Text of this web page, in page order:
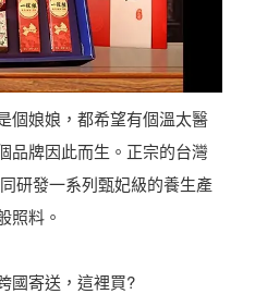
個娘娘，都希望有個溫太醫
品牌因此而生。正宗的台灣
研發一系列甄妃級的養生產
照料。
國寄送，這裡買?